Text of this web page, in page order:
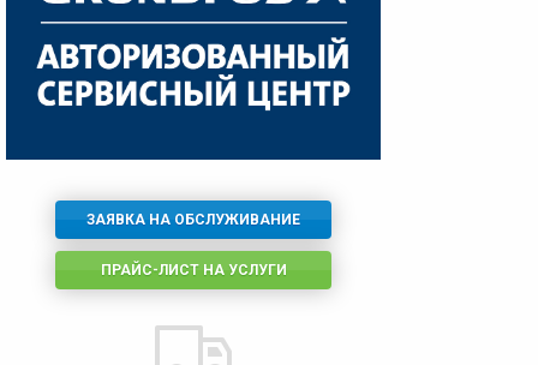
ЗАЯВКА НА ОБСЛУЖИВАНИЕ
ПРАЙС-ЛИСТ НА УСЛУГИ